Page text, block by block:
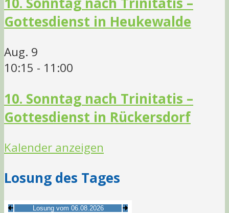
Gottesdienst in Heukewalde
Aug. 9
10:15 - 11:00
10. Sonntag nach Trinitatis –
Gottesdienst in Rückersdorf
Kalender anzeigen
Losung des Tages